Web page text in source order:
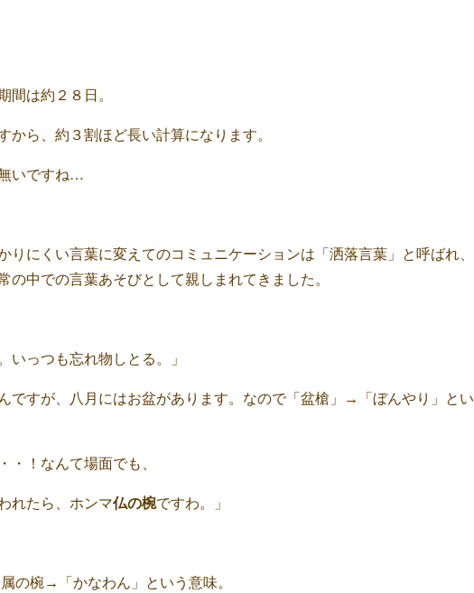
間は約２８日。
から、約３割ほど長い計算になります。
いですね…
りにくい言葉に変えてのコミュニケーションは「洒落言葉」と呼ばれ
の中での言葉あそびとして親しまれてきました。
いっつも忘れ物しとる。」
ですが、八月にはお盆があります。なので「盆槍」→「ぼんやり」とい
・！なんて場面でも、
れたら、ホンマ仏の椀ですわ。」
の椀→「かなわん」という意味。